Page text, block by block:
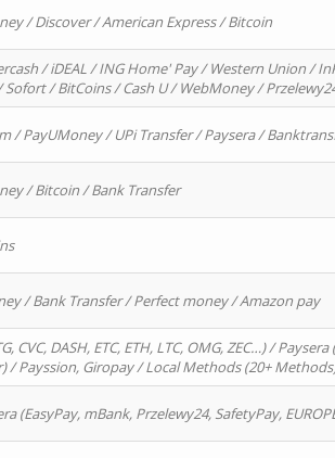
/ Discover / American Express / Bitcoin
/ iDEAL / ING Home' Pay / Western Union /
/ BitCoins / Cash U / WebMoney /
/ PayUMoney / UPi Transfer / Paysera /
/ Bitcoin / Bank Transfer
/ Bank Transfer / Perfect money / Amazon pay
CVC, DASH, ETC, ETH, LTC, OMG, ZEC…) /
/ Payssion, Giropay / Local Methods (20+
(EasyPay, mBank, Przelewy24, SafetyPay,